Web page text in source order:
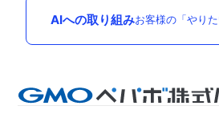
AIへの取り組みお客様の「やり